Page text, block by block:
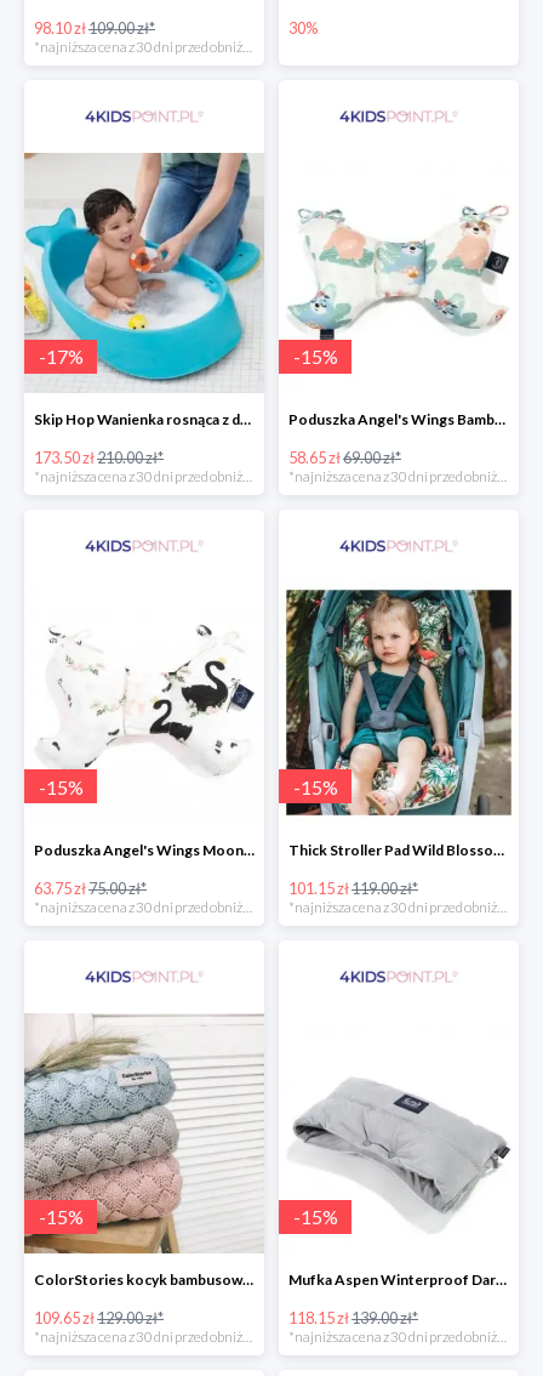
98.10 zł109.00 zł* 30%
-17%
Skip Hop Wanienka rosnąca z dzieckiem Wielorybek
173.50 zł210.00 zł*
*najniższa cena z 30 dni przed obniżką
-15%
Poduszka Angel's Wings Bamboo Yoga candy sloths La Millou -15%
58.65 zł69.00 zł*
*najniższa cena z 30 dni przed obniżką
-15%
Poduszka Angel's Wings Moonlight Swan Powder Pink La Millou -15%
63.75 zł75.00 zł*
-15%
Thick Stroller Pad Wild Blossom Powder Pink Velvet Collection La Millou -15%
101.15 zł119.00 zł*
-15%
ColorStories kocyk bambusowy soft bamboo jasny szary -15%
109.65 zł129.00 zł*
*najniższa cena z 30 dni przed obniżką
-15%
Mufka Aspen Winterproof Dark Grey La Millou -15%
118.15 zł139.00 zł*
*najniższa cena z 30 dni przed obniżką